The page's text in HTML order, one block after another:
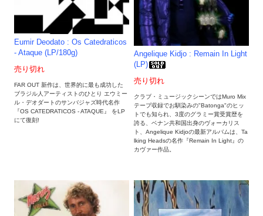
Eumir Deodato : Os Catedraticos
- Ataque (LP/180g)
売り切れ
FAR OUT 新作は、世界的に最も成功した
ブラジル人アーティストのひとり エウミー
ル・デオダートのサンバジャズ時代名作
『OS CATEDRATICOS - ATAQUE』 をLP
にて復刻!
Angelique Kidjo : Remain In Light
(LP)
売り切れ
クラブ・ミュージックシーンではMuro Mix
テープ収録でお馴染みの"Batonga"のヒッ
トでも知られ、3度のグラミー賞受賞歴を
誇る、ベナン共和国出身のヴォーカリス
ト、Angelique Kidjoの最新アルバムは、Ta
lking Headsの名作『Remain In Light』の
カヴァー作品。